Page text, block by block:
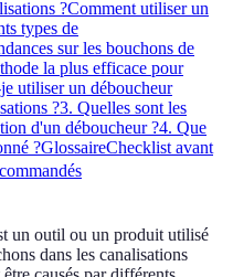
?Comment utiliser un
types de
sur les bouchons de
la plus efficace pour
utiliser un déboucheur
?3. Quelles sont les
d'un déboucheur ?4. Que
?GlossaireChecklist avant
un outil ou un produit utilisé
dans les canalisations